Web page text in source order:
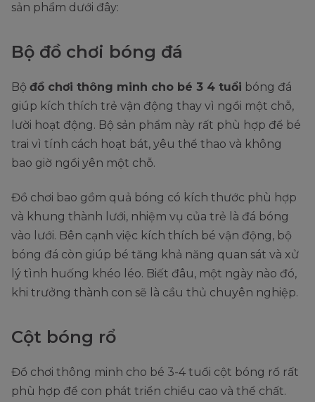
sản phẩm dưới đây:
Bộ đồ chơi bóng đá
Bộ đồ chơi thông minh cho bé 3 4 tuổi bóng đá
giúp kích thích trẻ vận động thay vì ngồi một chỗ,
lười hoạt động. Bộ sản phẩm này rất phù hợp để bé
trai vì tính cách hoạt bát, yêu thể thao và không
bao giờ ngồi yên một chỗ.
Đồ chơi bao gồm quả bóng có kích thước phù hợp
và khung thành lưới, nhiệm vụ của trẻ là đá bóng
vào lưới. Bên cạnh việc kích thích bé vận động, bộ
bóng đá còn giúp bé tăng khả năng quan sát và xử
lý tình huống khéo léo. Biết đâu, một ngày nào đó,
khi trưởng thành con sẽ là cầu thủ chuyên nghiệp.
Cột bóng rổ
Đồ chơi thông minh cho bé 3-4 tuổi cột bóng rổ rất
phù hợp để con phát triển chiều cao và thể chất.